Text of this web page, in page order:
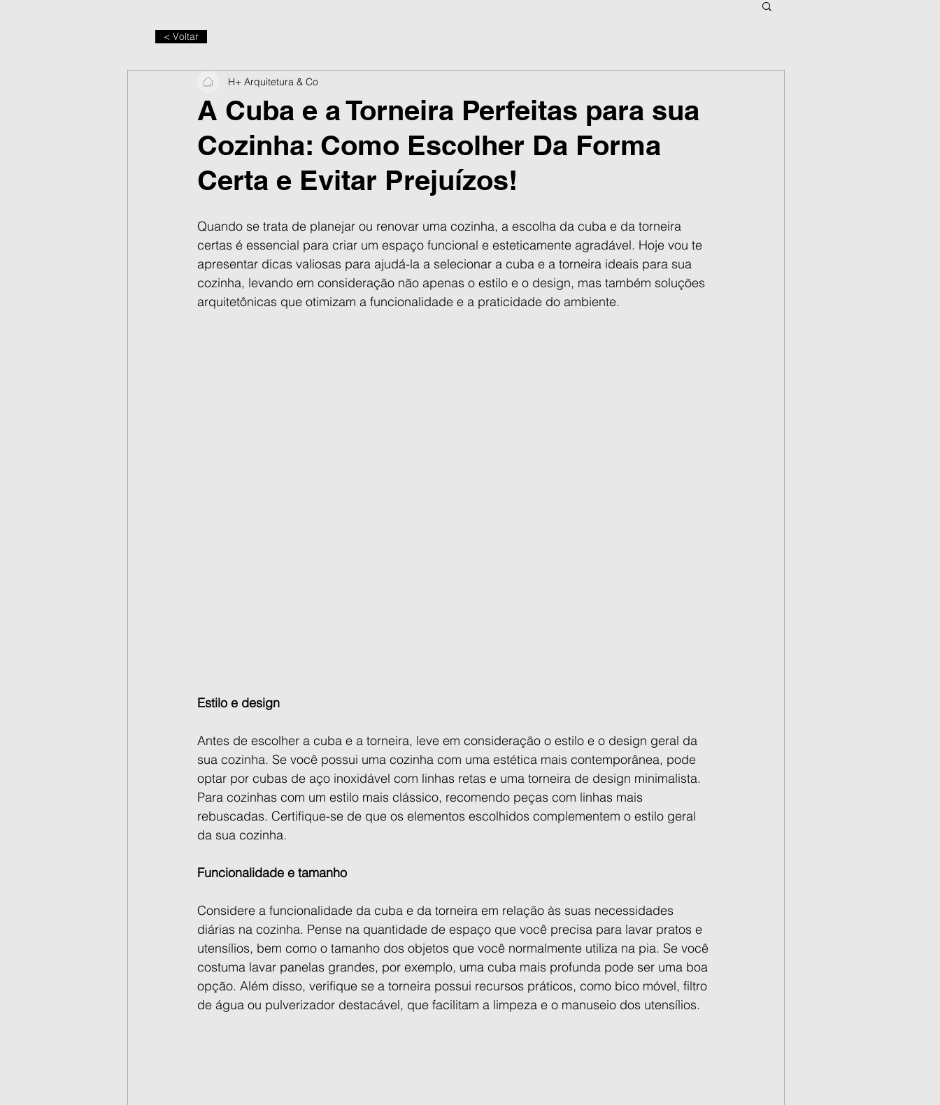
A Cuba e a Torneira Perfeitas para sua
Cozinha: Como Escolher Da Forma
Certa e Evitar Prejuízos!
H+ Arquitetura & Co
Quando se trata de planejar ou renovar uma cozinha, a escolha da cuba e da torneira
certas é essencial para criar um espaço funcional e esteticamente agradável. Hoje vou te
apresentar dicas valiosas para ajudá-la a selecionar a cuba e a torneira ideais para sua
cozinha, levando em consideração não apenas o estilo e o design, mas também soluções
arquitetônicas que otimizam a funcionalidade e a praticidade do ambiente.
Estilo e design
Antes de escolher a cuba e a torneira, leve em consideração o estilo e o design geral da
sua cozinha. Se você possui uma cozinha com uma estética mais contemporânea, pode
optar por cubas de aço inoxidável com linhas retas e uma torneira de design minimalista.
Para cozinhas com um estilo mais clássico, recomendo peças com linhas mais
rebuscadas. Certifique-se de que os elementos escolhidos complementem o estilo geral
da sua cozinha.
Funcionalidade e tamanho
Considere a funcionalidade da cuba e da torneira em relação às suas necessidades
diárias na cozinha. Pense na quantidade de espaço que você precisa para lavar pratos e
utensílios, bem como o tamanho dos objetos que você normalmente utiliza na pia. Se você
costuma lavar panelas grandes, por exemplo, uma cuba mais profunda pode ser uma boa
opção. Além disso, verifique se a torneira possui recursos práticos, como bico móvel, filtro
de água ou pulverizador destacável, que facilitam a limpeza e o manuseio dos utensílios.
< Voltar